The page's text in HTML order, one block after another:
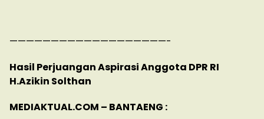
———————————————————-
Hasil Perjuangan Aspirasi Anggota DPR RI
H.Azikin Solthan
MEDIAKTUAL.COM – BANTAENG :